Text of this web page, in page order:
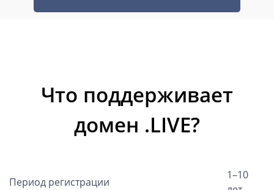
Что поддерживает
домен .LIVE?
Период регистрации
1–10